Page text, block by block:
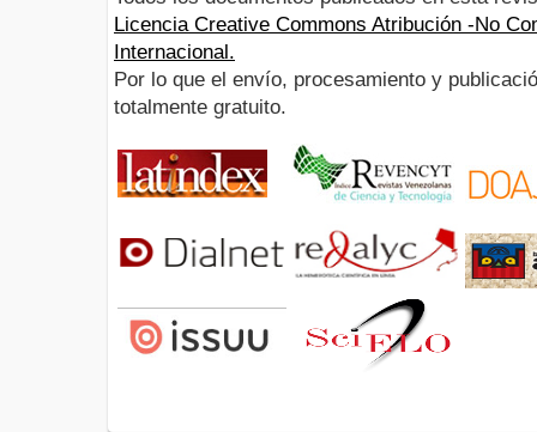
Licencia Creative Commons Atribución -No
Internacional.
Por lo que el envío, procesamiento y
totalmente gratuito.